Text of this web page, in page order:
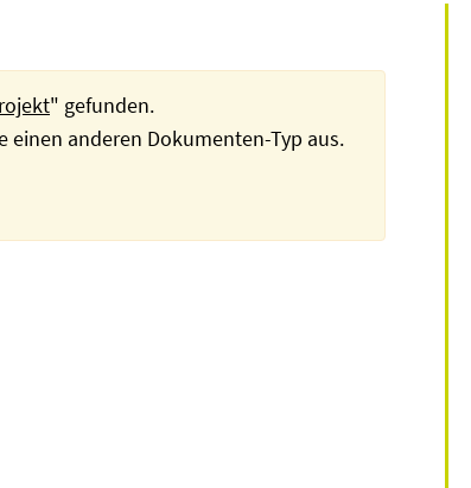
" gefunden.
einen anderen Dokumenten-Typ aus.